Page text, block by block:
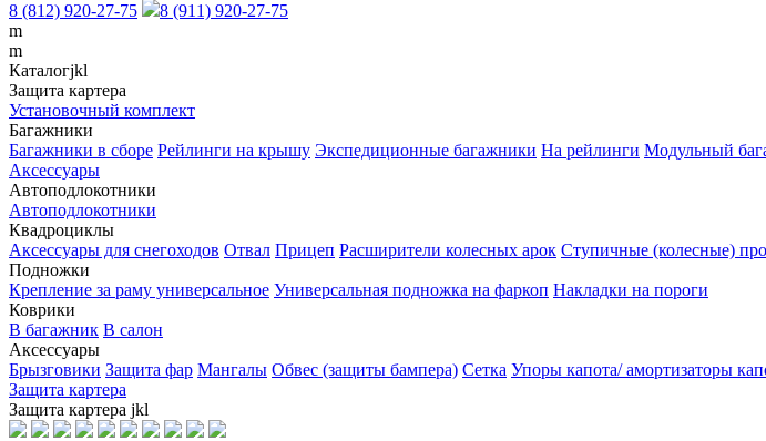
8 (812) 920-27-75
8 (911) 920-27-75
m
m
Каталогjkl
Защита картера
Установочный комплект
Багажники
Багажники в сборе Рейлинги на крышу Экспедиционные багажники На рейлинги Модульный
Аксессуары
Автоподлокотники
Автоподлокотники
Квадроциклы
Аксессуары для снегоходов Отвал Прицеп Расширители колесных арок Ступичные (колесные)
Подножки
Крепление за раму универсальное Универсальная подножка на фаркоп Накладки на пороги
Коврики
В багажник В салон
Аксессуары
Брызговики Защита фар Мангалы Обвес (защиты бампера) Сетка Упоры капота/ амортизаторы
Защита картера
Защита картера jkl